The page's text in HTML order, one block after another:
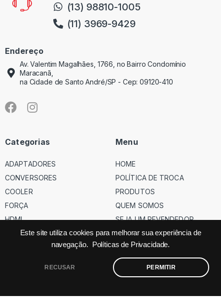
Este site utiliza cookies para melhorar sua experiência de
navegação.
Políticas de Privacidade.
RECUSAR PERMITIR
(13) 98810-1005
(11) 3969-9429
Endereço
Av. Valentim Magalhães, 1766, no Bairro Condomínio
Maracanã,
na Cidade de Santo André/SP - Cep: 09120-410
Categorias
ADAPTADORES
CONVERSORES
COOLER
FORÇA
HDMI
Menu
HOME
POLÍTICA DE TROCA
PRODUTOS
QUEM SOMOS
SEJA UM REVENDEDOR